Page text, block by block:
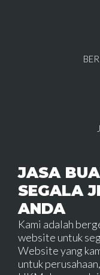
JASA
SEGALA
ANDA
Kami adalah
website untuk
Website yang
untuk